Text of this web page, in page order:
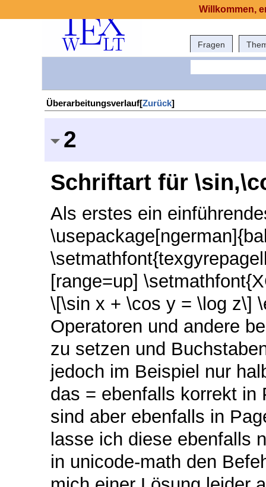
Fragen
Überarbeitungsverlauf[Zurück]
2
Schriftart für
Als erstes ein
[range=up]
\[\sin x + \cos y = \log z\]
Operatoren und andere
zu setzen und
jedoch im Beispiel nur
das = ebenfalls korrekt
sind aber ebenfalls in
lasse ich diese ebenfalls
in unicode-math den
Willkommen,